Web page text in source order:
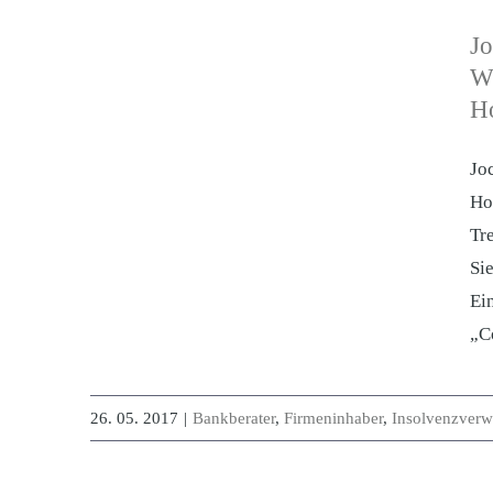
26. 05. 2017 | Bankberater, Firmeninhaber,